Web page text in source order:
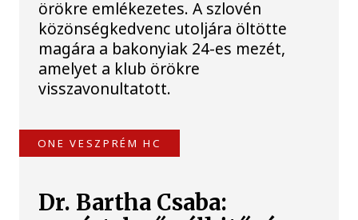
örökre emlékezetes. A szlovén
közönségkedvenc utoljára öltötte
magára a bakonyiak 24-es mezét,
amelyet a klub örökre
visszavonultatott.
ONE VESZPRÉM HC
Dr. Bartha Csaba: